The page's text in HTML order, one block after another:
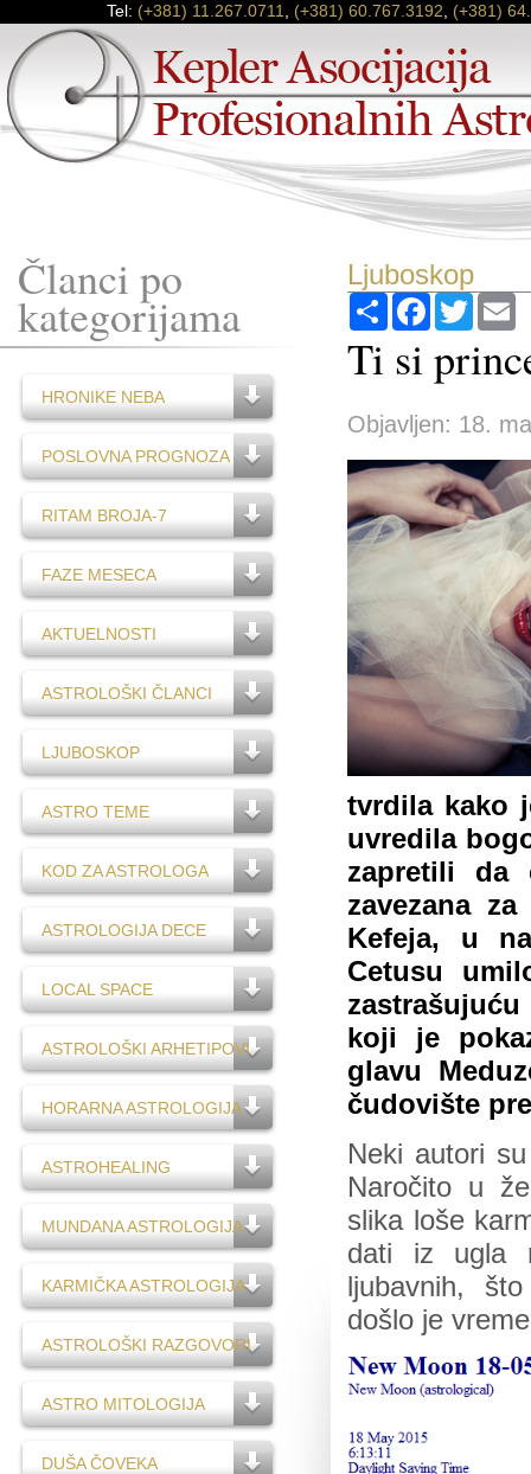
Tel: (+381) 11.267.0711 (+381) 60.767.3192 (+381)
Članci po
kategorijama
HRONIKE NEBA
POSLOVNA PROGNOZA
RITAM BROJA-7
FAZE MESECA
AKTUELNOSTI
ASTROLOŠKI ČLANCI
LJUBOSKOP
ASTRO TEME
KOD ZA ASTROLOGA
ASTROLOGIJA DECE
LOCAL SPACE
ASTROLOŠKI ARHETIPOVI
HORARNA ASTROLOGIJA
ASTROHEALING
MUNDANA ASTROLOGIJA
KARMIČKA ASTROLOGIJA
ASTROLOŠKI RAZGOVORI
ASTRO MITOLOGIJA
DUŠA ČOVEKA
Ljuboskop
PodijeliFacebook
Twitter
Ti si
Objavljen: 18.
tvrdila kako
uvredila
zapretili da
zavezana
Kefeja, u
Cetusu
koji je
glavu
čudovište
Neki autori
Naročito u
slika loše
dati iz ugla
ljubavnih,
došlo je